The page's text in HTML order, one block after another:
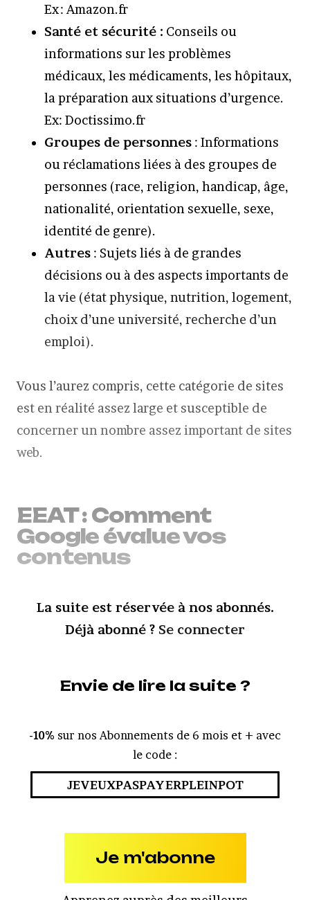
Ex : Amazon.fr
Santé et sécurité : Conseils ou
informations sur les problèmes
médicaux, les médicaments, les hôpitaux,
la préparation aux situations d’urgence.
Ex: Doctissimo.fr
Groupes de personnes : Informations
ou réclamations liées à des groupes de
personnes (race, religion, handicap, âge,
nationalité, orientation sexuelle, sexe,
identité de genre).
Autres : Sujets liés à de grandes
décisions ou à des aspects importants de
la vie (état physique, nutrition, logement,
choix d’une université, recherche d’un
emploi).
Vous l’aurez compris, cette catégorie de sites
est en réalité assez large et susceptible de
concerner un nombre assez important de sites
web.
EEAT : Comment
Google évalue vos
contenus
La suite est réservée à nos abonnés.
Déjà abonné ? Se connecter
Envie de lire la suite ?
-10% sur nos Abonnements de 6 mois et + avec
le code :
JEVEUXPASPAYERPLEINPOT
Je m'abonne